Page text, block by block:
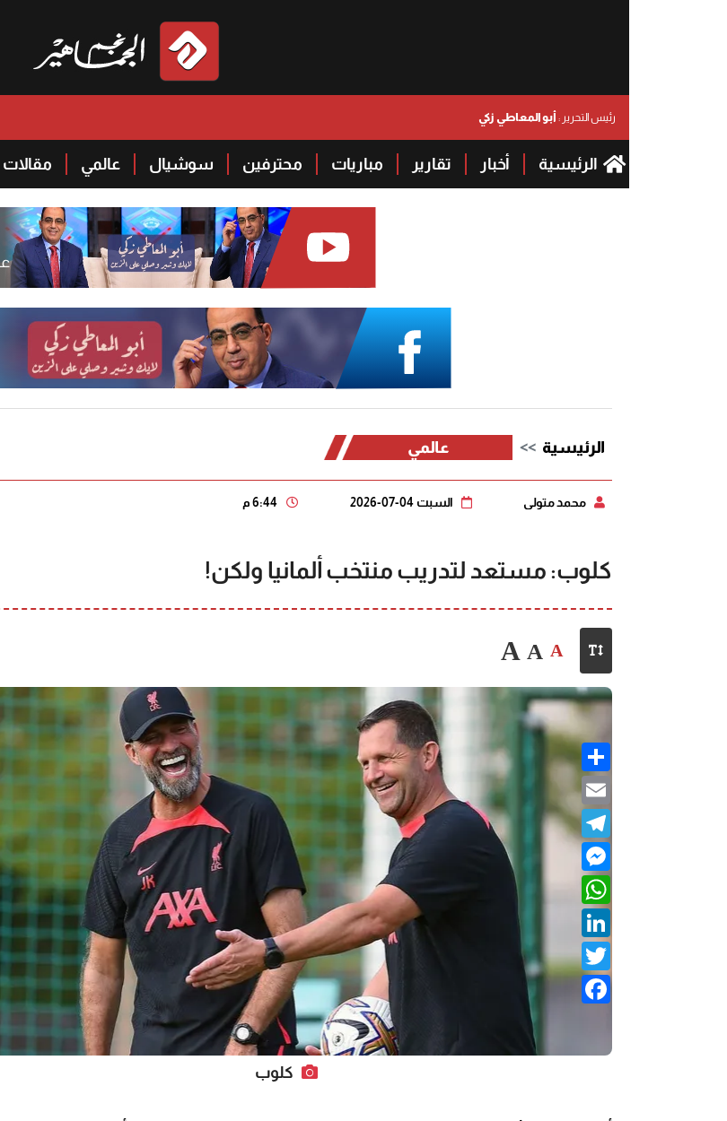
رئيس التحرير :أبو المعاطي زكي
الرئيسية أخبار تقارير مباريات محترفين سوشيال عالمي مقالات
الرئيسية عالمي
محمد متولي السبت 04-07-2026 6:44 م
كلوب: مستعد لتدريب منتخب ألمانيا ولكن!
A
A
A
Share
Email
Telegram
Messenger
WhatsApp
LinkedIn
Twitter
Facebook
كلوب